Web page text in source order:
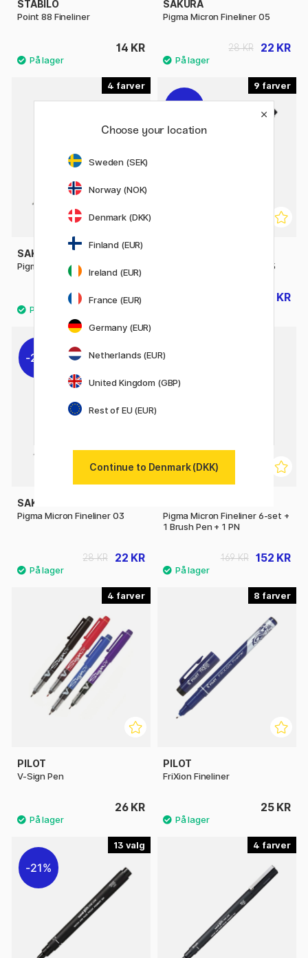
STABILO
Point 88 Fineliner
14 KR
SAKURA
Pigma Micron Fineliner 05
22 KR
28 KR
4
SAKURA
Pigma Micron Fineliner 08
22 KR
28 KR
9
Pigma Micron Fineliner 005
22 KR
21%
SAKURA
Pigma Micron Fineliner 03
22 KR
28 KR
Pigma Micron Fineliner 6-set +
1 Brush Pen + 1 PN
152 KR
169 KR
4
PILOT
V-Sign Pen
26 KR
8
PILOT
FriXion Fineliner
25 KR
13
21%
4
Choose your location
Sweden (SEK)
Norway (NOK)
Denmark (DKK)
Finland (EUR)
Ireland (EUR)
France (EUR)
Germany (EUR)
Netherlands (EUR)
United Kingdom (GBP)
Rest of EU (EUR)
Continue to Denmark (DKK)